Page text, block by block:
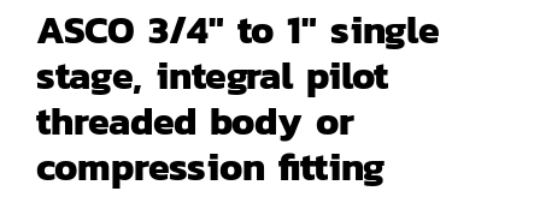
ASCO 3/4" to 1" single
stage, integral pilot
threaded body or
compression fitting